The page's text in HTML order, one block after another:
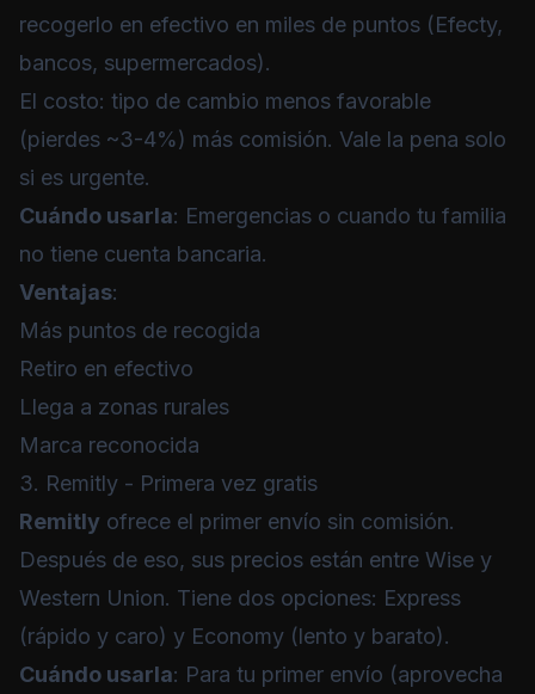
recogerlo en efectivo en miles de puntos (Efecty,
bancos, supermercados).
El costo: tipo de cambio menos favorable
(pierdes ~3-4%) más comisión. Vale la pena solo
si es urgente.
Cuándo usarla: Emergencias o cuando tu familia
no tiene cuenta bancaria.
Ventajas:
Más puntos de recogida
Retiro en efectivo
Llega a zonas rurales
Marca reconocida
3. Remitly - Primera vez gratis
Remitly ofrece el primer envío sin comisión.
Después de eso, sus precios están entre Wise y
Western Union. Tiene dos opciones: Express
(rápido y caro) y Economy (lento y barato).
Cuándo usarla: Para tu primer envío (aprovecha